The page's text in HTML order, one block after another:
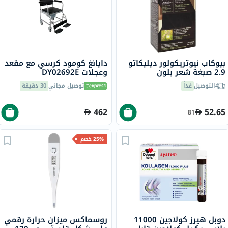
بيوكاب نيوتريكولور ديليكاتو
2.9 صبغة شعر بلون
ملالتوصيلغداً
52.65
81
دايانغ كومود كرسي مع مقعد
وعجلات DY02692E
توصيل مجاني30 دقيقة
462
دوبل هيرز كولاجين 11000
25% خصم
روسماكس ميزان حرارة رقمي